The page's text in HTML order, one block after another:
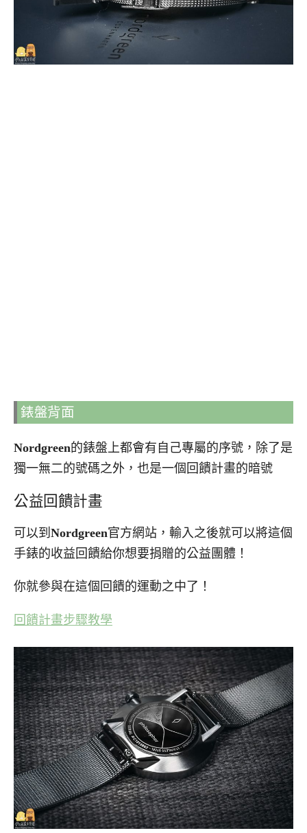
錶盤背面
Nordgreen的錶盤上都會有自己專屬的序號，除了是
獨一無二的號碼之外，也是一個回饋計畫的暗號
公益回饋計畫
可以到 Nordgreen官方網站，輸入之後就可以將這個
手錶的收益回饋給你想要捐贈的公益團體！
你就參與在這個回饋的運動之中了！
回饋計畫步驟教學